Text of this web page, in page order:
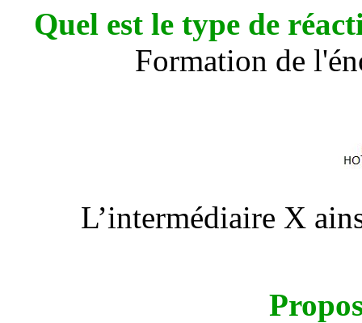
Quel est le type de
Formation de
L’intermédiaire X